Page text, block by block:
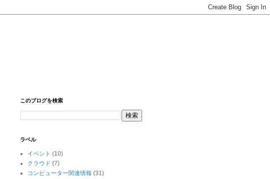
このブログを検索
ラベル
イベント (10)
クラウド (7)
コンピューター関連情報 (31)